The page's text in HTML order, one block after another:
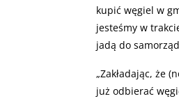
kupić węgiel w
jesteśmy w
jadą do
„Zakładając, że
już odbierać